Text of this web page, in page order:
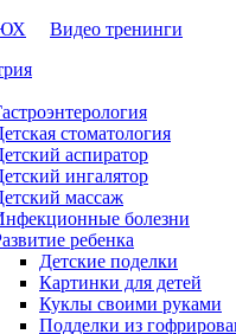
Видео тренинги
стоматология
аспиратор
ингалятор
массаж
болезни
ребенка
Детские поделки
Картинки для детей
Куклы своими руками
Подделки из